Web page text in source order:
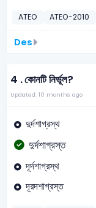
ATEO ATEO-2010
Des
4 .কোনটি নির্ভূল?
Updated: 10 months ago
দুর্দশাগ্রস্থ
দুর্দশাগ্রস্ত
দূর্দশাগ্রস্থ
দূরদশাগ্রস্ত